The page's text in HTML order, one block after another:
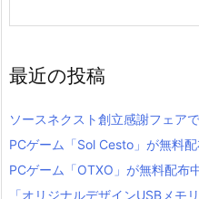
最近の投稿
ソースネクスト創立感謝フェア
PCゲーム「Sol Cesto」が無料配
PCゲーム「OTXO」が無料配布中
「オリジナルデザインUSBメモ